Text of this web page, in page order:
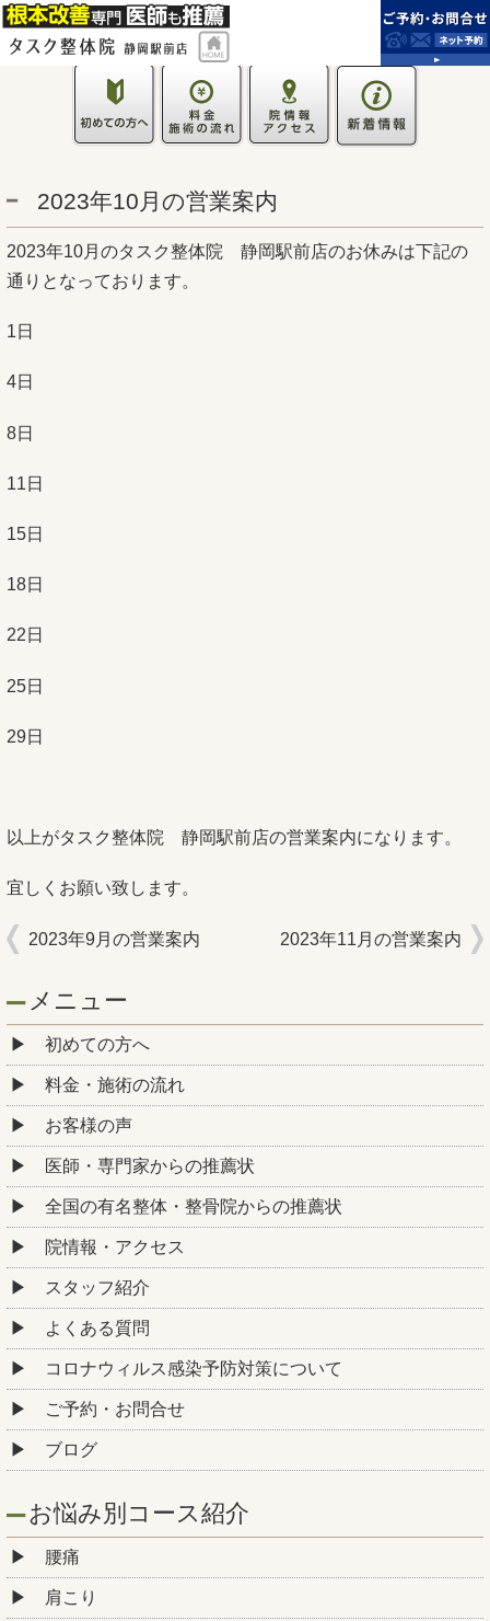
2023年10月の営業案内
2023年10月のタスク整体院 静岡駅前店のお休みは下記の
通りとなっております。
1日
4日
8日
11日
15日
18日
22日
25日
29日
以上がタスク整体院 静岡駅前店の営業案内になります。
宜しくお願い致します。
2023年9月の営業案内 2023年11月の営業案内
メニュー
初めての方へ
料金・施術の流れ
お客様の声
医師・専門家からの推薦状
全国の有名整体・整骨院からの推薦状
院情報・アクセス
スタッフ紹介
よくある質問
コロナウィルス感染予防対策について
ご予約・お問合せ
ブログ
お悩み別コース紹介
腰痛
肩こり